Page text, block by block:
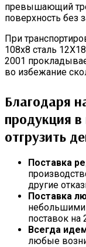
превышающий
поверхность без
При
108х8 сталь
2001
во избежание
Благодаря
продукция
отгрузить
Поставка
другие
Поставка
небольшими
поставок на
Всегда
любые